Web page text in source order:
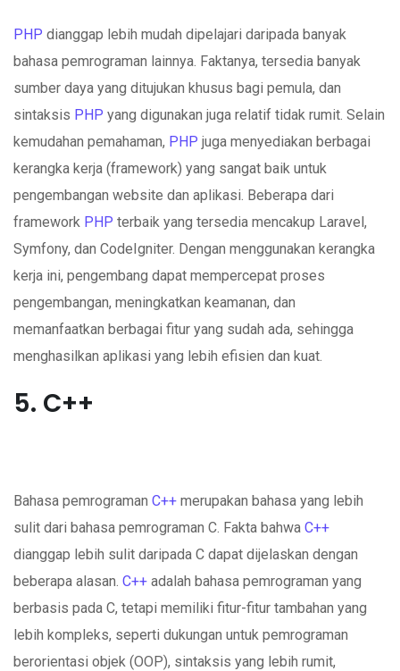
PHP dianggap lebih mudah dipelajari daripada banyak
bahasa pemrograman lainnya. Faktanya, tersedia banyak
sumber daya yang ditujukan khusus bagi pemula, dan
sintaksis PHP yang digunakan juga relatif tidak rumit. Selain
kemudahan pemahaman, PHP juga menyediakan berbagai
kerangka kerja (framework) yang sangat baik untuk
pengembangan website dan aplikasi. Beberapa dari
framework PHP terbaik yang tersedia mencakup Laravel,
Symfony, dan CodeIgniter. Dengan menggunakan kerangka
kerja ini, pengembang dapat mempercepat proses
pengembangan, meningkatkan keamanan, dan
memanfaatkan berbagai fitur yang sudah ada, sehingga
menghasilkan aplikasi yang lebih efisien dan kuat.
5. C++
Bahasa pemrograman C++ merupakan bahasa yang lebih
sulit dari bahasa pemrograman C. Fakta bahwa C++
dianggap lebih sulit daripada C dapat dijelaskan dengan
beberapa alasan. C++ adalah bahasa pemrograman yang
berbasis pada C, tetapi memiliki fitur-fitur tambahan yang
lebih kompleks, seperti dukungan untuk pemrograman
berorientasi objek (OOP), sintaksis yang lebih rumit,